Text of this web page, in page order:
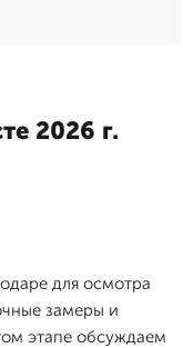
2026 г.
для осмотра
замеры и
этапе обсуждаем